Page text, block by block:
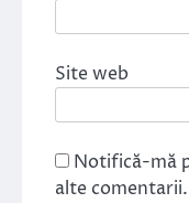
Site web
Notifică-mă
alte comentarii.